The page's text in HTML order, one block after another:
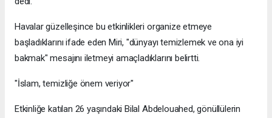
Havalar güzelleşince bu etkinlikleri organize etmeye
başladıklarını ifade eden Miri, "dünyayı temizlemek ve ona iyi
bakmak" mesajını iletmeyi amaçladıklarını belirtti.
"İslam, temizliğe önem veriyor"
Etkinliğe katılan 26 yaşındaki Bilal Abdelouahed, gönüllülerin